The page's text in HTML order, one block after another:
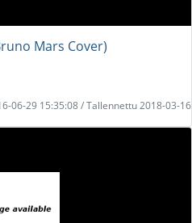
Mars Cover)
06-29 15:35:08 / Tallennettu 2018-03-16